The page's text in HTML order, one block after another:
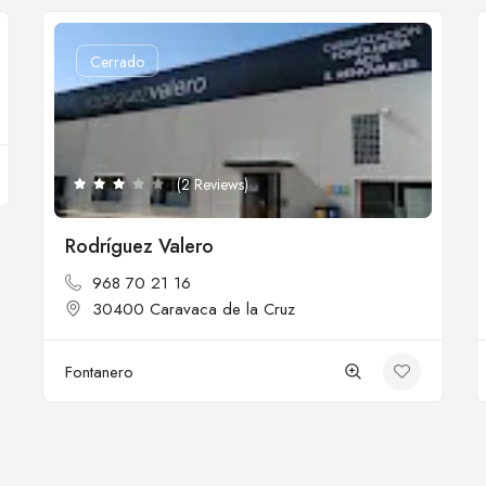
Cerrado
(2 Reviews)
Rodríguez Valero
968 70 21 16
30400 Caravaca de la Cruz
Fontanero